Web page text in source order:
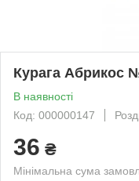
Курага Абрикос
В наявності
Код: 000000147
36 ₴
Мінімальна сума